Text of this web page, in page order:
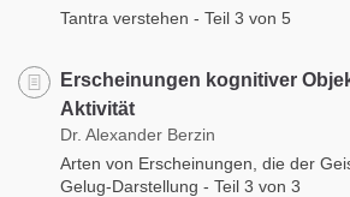
Tantra verstehen - Teil 3 von 5
Erscheinungen kognitiver
Aktivität
Dr. Alexander Berzin
Arten von Erscheinungen, die der
Gelug-Darstellung - Teil 3 von 3